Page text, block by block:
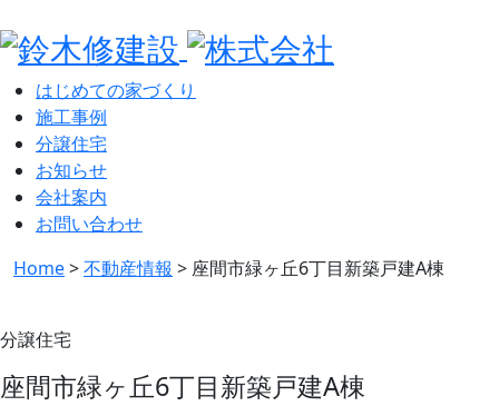
はじめての家づくり
施工事例
分譲住宅
お知らせ
会社案内
お問い合わせ
Home>不動産情報 > 座間市緑ヶ丘6丁目新築戸建A棟
分譲住宅
座間市緑ヶ丘6丁目新築戸建A棟